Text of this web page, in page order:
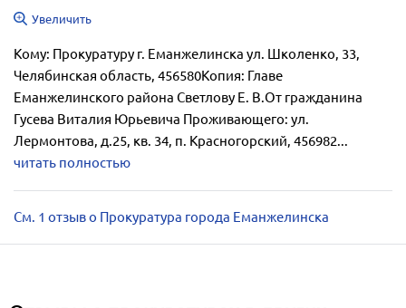
Увеличить
Кому: Прокуратуру г. Еманжелинска ул. Школенко, 33,
Челябинская область, 456580Копия: Главе
Еманжелинского района Светлову Е. В.От гражданина
Гусева Виталия Юрьевича Проживающего: ул.
Лермонтова, д.25, кв. 34, п. Красногорский, 456982...
читать полностью
См. 1 отзыв о Прокуратура города Еманжелинска